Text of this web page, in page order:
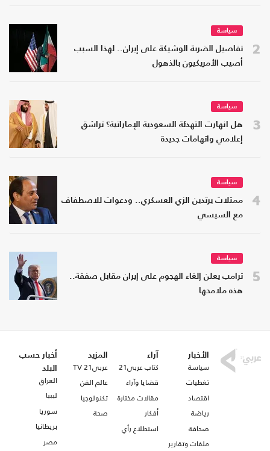
2
سياسة
تفاصيل الضربة الوشيكة على إيران.. لهذا السبب
أصيب الأمريكيون بالذهول
3
سياسة
هل انهارت التهدئة السعودية الإماراتية؟ تراشق
إعلامي واتهامات جديدة
4
سياسة
ممثلات يرتدين الزي العسكري.. ودعوات للاصطفاف
مع السيسي
5
سياسة
ترامب يعلن إلغاء الهجوم على إيران مقابل صفقة..
هذه ملامحها
الأخبار
سياسة
تغطيات
اقتصاد
رياضة
صحافة
ملفات وتقارير
آراء
كتاب عربي21
قضايا وآراء
مقالات مختارة
أفكار
استطلاع رأي
المزيد
عربي21 TV
عالم الفن
تكنولوجيا
صحة
أخبار حسب
البلد
العراق
ليبيا
سوريا
بريطانيا
مصر